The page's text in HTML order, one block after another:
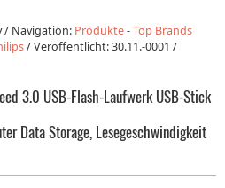
/ Navigation: Produkte-Top Brands
/Veröffentlicht:30.11.-0001 /
3.0 USB-Flash-Laufwerk USB-Stick
Data Storage, Lesegeschwindigkeit